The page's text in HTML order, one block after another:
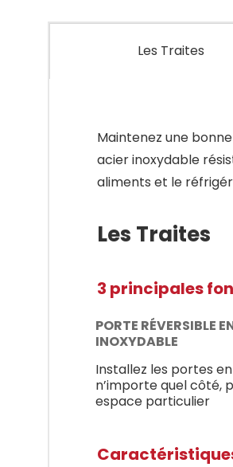
Les Traites
Maintenez une
acier inoxydable
aliments et le
Les Traites
3 principales
PORTE RÉVERSIBLE
INOXYDABLE
Installez les portes
n’importe quel côté,
espace particulier